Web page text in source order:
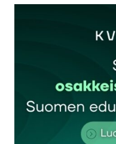
kentät on merkitty*